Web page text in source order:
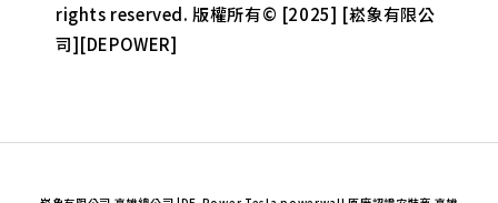
rights reserved. 版權所有© [2025] [崧象有限公
司][DEPOWER]